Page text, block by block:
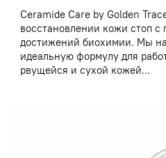
Ceramide Care by Golden Trace - это новая
восстановлении кожи стоп
достижений биохимии. Мы
идеальную формулу для
рвущейся и сухой кожей...